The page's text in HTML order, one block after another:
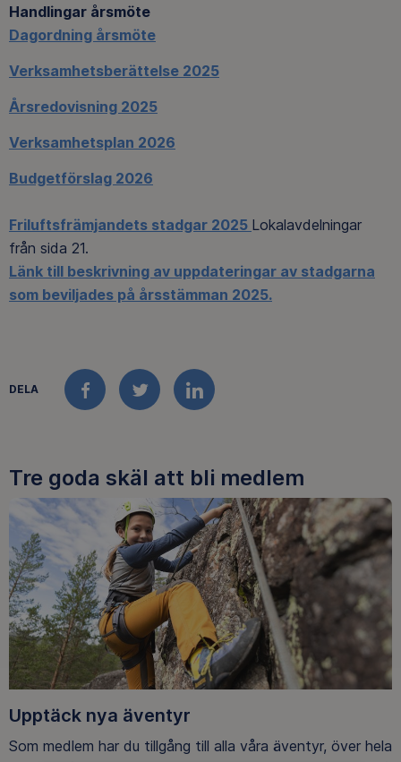
Handlingar årsmöte
Dagordning årsmöte
Verksamhetsberättelse 2025
Årsredovisning 2025
Verksamhetsplan 2026
Budgetförslag 2026
Friluftsfrämjandets stadgar 2025 Lokalavdelningar
från sida 21.
Länk till beskrivning av uppdateringar av stadgarna
som beviljades på årsstämman 2025.
DELA
FACEBOOKTWITTERLINKEDIN
Tre goda skäl att bli medlem
Upptäck nya äventyr
Som medlem har du tillgång till alla våra äventyr, över hela